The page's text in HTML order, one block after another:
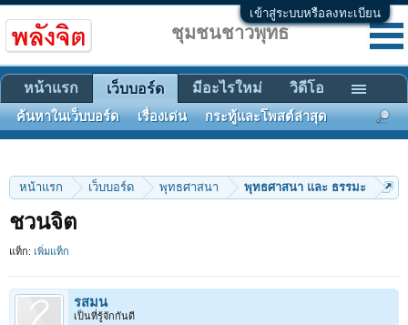
เข้าสู่ระบบหรือลงทะเบียน
หน้าแรก เว็บบอร์ด พุทธศาสนา พุทธศาสนา และ ธรรมะ
ชวนจิต
แท็ก: เพิ่มแท็ก
รสมน
เป็นที่รู้จักกันดี
ชุมชนชาวพุทธ
หน้าแรก เว็บบอร์ด
ค้นหาในเว็บบอร์ด เรื่องเด่น กระทู้และโพสต์ล่าสุด
มีอะไรใหม่ วิดีโอ